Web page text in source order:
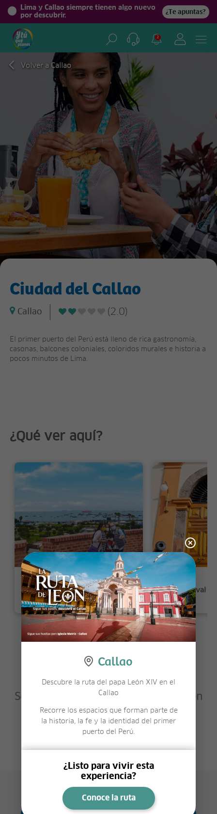
Lima y Callao siempre tienen algo nuevo
por descubrir.
¿Te apuntas?
2
Volver a Callao
Ciudad del Callao
Callao (2.0)
El primer puerto del Perú está lleno de rica gastronomía,
casonas, balcones coloniales, coloridos murales e historia a
pocos minutos de Lima.
¿Qué ver aquí?
Fortaleza del Real Felipe Museo Naval
Sé el primero en compartir tu opinión
sobre este lugar.
Callao
Descubre la ruta del papa León XIV en el
Callao
Recorre los espacios que forman parte de
la historia, la fe y la identidad del primer
puerto del Perú.
¿Listo para vivir esta
experiencia?
Conoce la ruta